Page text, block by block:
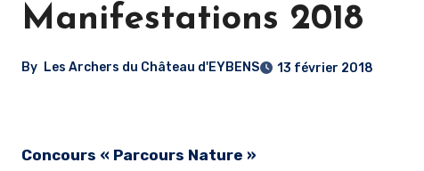
Manifestations 2018
By Les Archers du Château d'EYBENS 13 février 2018
Concours « Parcours Nature »